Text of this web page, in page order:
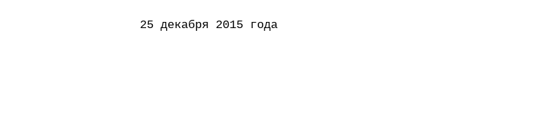
декабря 2015 года